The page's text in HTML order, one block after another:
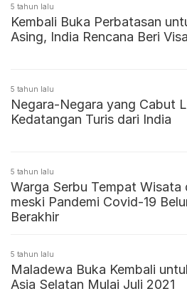
5 tahun lalu
Kembali Buka Perbatasan
Asing, India Rencana Beri
5 tahun lalu
Negara-Negara yang Cabut
Kedatangan Turis dari India
5 tahun lalu
Warga Serbu Tempat Wisata
meski Pandemi Covid-19
Berakhir
5 tahun lalu
Maladewa Buka Kembali
Asia Selatan Mulai Juli 2021